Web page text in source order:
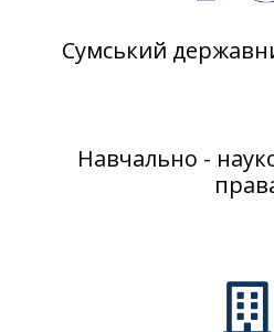
Сумський
Навчально -